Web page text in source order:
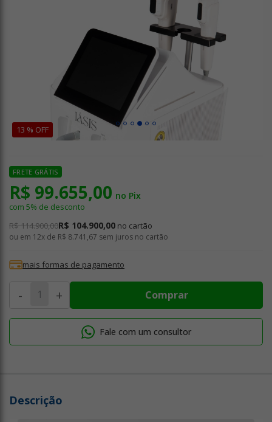
13 % OFF
FRETE GRÁTIS
R$ 99.655,00 no Pix
com 5% de desconto
R$ 114.900,00R$ 104.900,00 no cartão
ou em 12x de R$ 8.741,67 sem juros no cartão
mais formas de pagamento
- + Comprar
Fale com um consultor
Descrição